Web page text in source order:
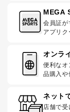
MEGA
会員証が
アプリク
オンラ
便利な
品購入や
ネット
店舗で